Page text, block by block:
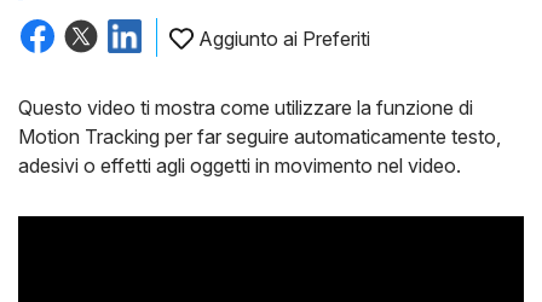
Aggiunto ai Preferiti
Questo video ti mostra come utilizzare la funzione di
Motion Tracking per far seguire automaticamente testo,
adesivi o effetti agli oggetti in movimento nel video.